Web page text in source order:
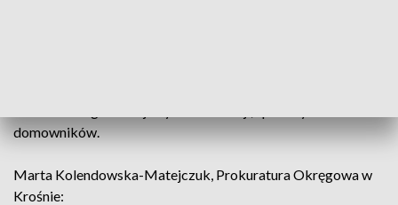
domowników.
Marta Kolendowska-Matejczuk, Prokuratura Okręgowa w
Krośnie: